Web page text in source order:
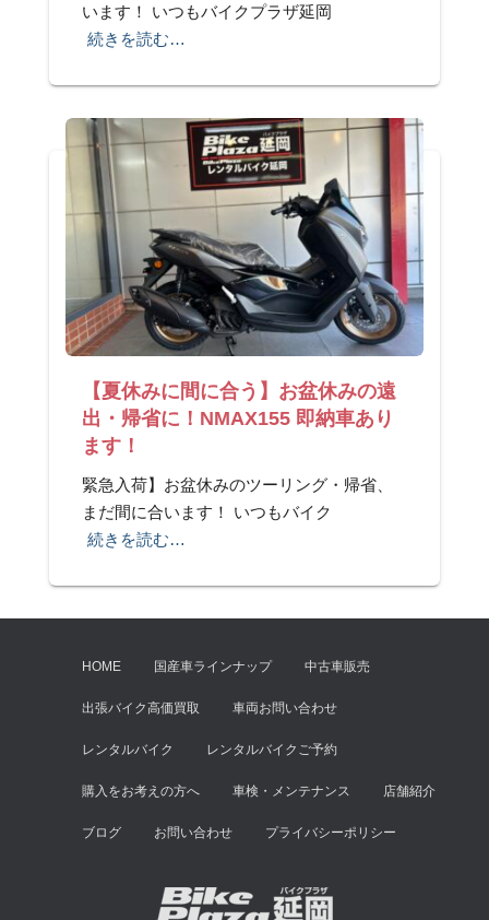
います！ いつもバイクプラザ延岡
続きを読む…
【夏休みに間に合う】お盆休みの遠
出・帰省に！NMAX155 即納車あり
ます！
緊急入荷】お盆休みのツーリング・帰省、
まだ間に合います！ いつもバイク
続きを読む…
HOME 国産車ラインナップ 中古車販売
出張バイク高価買取 車両お問い合わせ
レンタルバイク レンタルバイクご予約
購入をお考えの方へ 車検・メンテナンス 店舗紹介
ブログ お問い合わせ プライバシーポリシー